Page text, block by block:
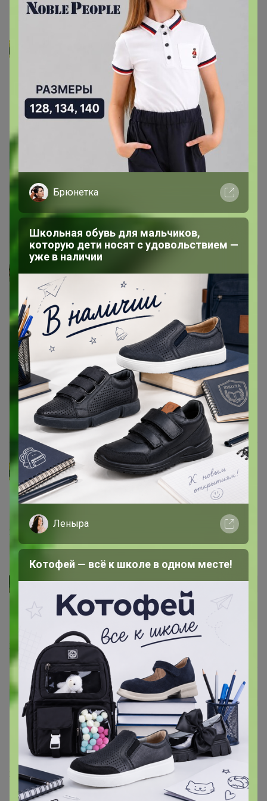
, тут в зависимости от того как хотите чтобы
сидела футболка, свободно или прилегала
16 октября, 2024 07:59
Не понятно по отзывам , разнятся На 46 размер какую
букву заказывать?
16 октября, 2024 00:37
S_Alena Автор уже получил заказ!
Ладомира
, берите в размер, если хочется немного
посвободнее, то следующий размер. Я взяла на свой
44-46 ОГ93 размер М. Легкий Овер, балохоны не
люблю. Рукав сидит ровно по плечу, совсем немного
спущен. На фото ниже рукав очень сильно висит
(лично моё мнение). При случае сделаю фото.
Качество у футболок отличное. Даже муж на это
обратил внимание. Очень плотный хороший трикотаж
13 октября, 2024 16:35
КОСТОЧКА
Ладомира
, побольше берут чтобы посвободнее
сидела. Ориентируйтесь замерам
25 сентября, 2024 20:18
Ладомира Автор уже получил заказ!
Не понятно по размеру, так сильно маломерит, если на
44-ый берут 3XL, судя по отзывам.
25 сентября, 2024 20:12
Катерина2390 Автор уже получил заказ!
Взяла 2 штуки, буду заказывать ещё. Нравится что
оверсайз можно взять. Материал плотный,
качественно прошито
25 сентября, 2024 10:43
Брюнетка
Школьная обувь для мальчиков,
которую дети носят с удовольствием —
уже в наличии
Леныра
Котофей — всё к школе в одном месте!